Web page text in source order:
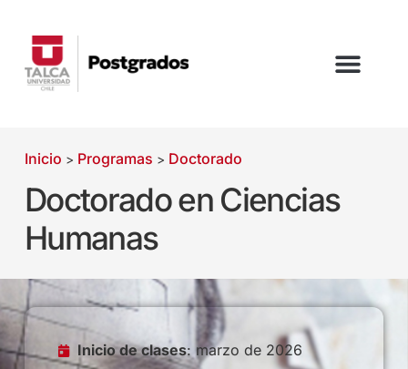
Inicio > Programas > Doctorado
Doctorado en Ciencias
Humanas
Inicio de clases: marzo de 2026